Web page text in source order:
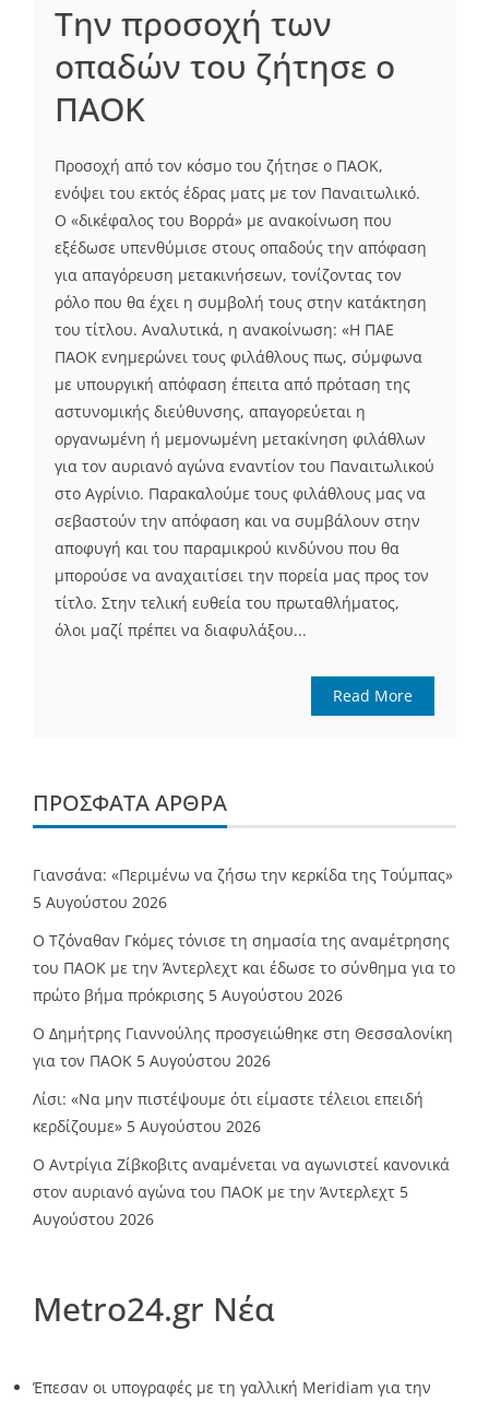
Την προσοχή των
οπαδών του ζήτησε ο
ΠΑΟΚ
Προσοχή από τον κόσμο του ζήτησε ο ΠΑΟΚ,
ενόψει του εκτός έδρας ματς με τον Παναιτωλικό.
Ο «δικέφαλος του Βορρά» με ανακοίνωση που
εξέδωσε υπενθύμισε στους οπαδούς την απόφαση
για απαγόρευση μετακινήσεων, τονίζοντας τον
ρόλο που θα έχει η συμβολή τους στην κατάκτηση
του τίτλου. Αναλυτικά, η ανακοίνωση: «Η ΠΑΕ
ΠΑΟΚ ενημερώνει τους φιλάθλους πως, σύμφωνα
με υπουργική απόφαση έπειτα από πρόταση της
αστυνομικής διεύθυνσης, απαγορεύεται η
οργανωμένη ή μεμονωμένη μετακίνηση φιλάθλων
για τον αυριανό αγώνα εναντίον του Παναιτωλικού
στο Αγρίνιο. Παρακαλούμε τους φιλάθλους μας να
σεβαστούν την απόφαση και να συμβάλουν στην
αποφυγή και του παραμικρού κινδύνου που θα
μπορούσε να αναχαιτίσει την πορεία μας προς τον
τίτλο. Στην τελική ευθεία του πρωταθλήματος,
όλοι μαζί πρέπει να διαφυλάξου...
Read More
ΠΡΌΣΦΑΤΑ ΆΡΘΡΑ
Γιανσάνα: «Περιμένω να ζήσω την κερκίδα της Τούμπας»
5 Αυγούστου 2026
Ο Τζόναθαν Γκόμες τόνισε τη σημασία της αναμέτρησης
του ΠΑΟΚ με την Άντερλεχτ και έδωσε το σύνθημα για το
πρώτο βήμα πρόκρισης 5 Αυγούστου 2026
Ο Δημήτρης Γιαννούλης προσγειώθηκε στη Θεσσαλονίκη
για τον ΠΑΟΚ 5 Αυγούστου 2026
Λίσι: «Να μην πιστέψουμε ότι είμαστε τέλειοι επειδή
κερδίζουμε» 5 Αυγούστου 2026
Ο Αντρίγια Ζίβκοβιτς αναμένεται να αγωνιστεί κανονικά
στον αυριανό αγώνα του ΠΑΟΚ με την Άντερλεχτ 5
Αυγούστου 2026
Metro24.gr Νέα
Έπεσαν οι υπογραφές με τη γαλλική Meridiam για την